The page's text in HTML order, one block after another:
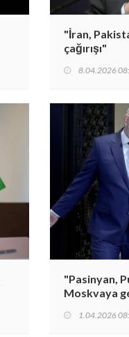
"İran,
çağırışı"
8.04.2026
"Pasinyan,
Moskvaya
1.04.2026